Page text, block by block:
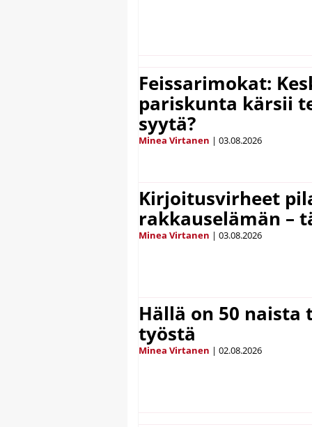
Feissarimokat:
pariskunta kärsii
syytä?
Minea Virtanen | 03.08.2026
Kirjoitusvirheet
rakkauselämän –
Minea Virtanen | 03.08.2026
Hällä on 50 naista
työstä
Minea Virtanen | 02.08.2026